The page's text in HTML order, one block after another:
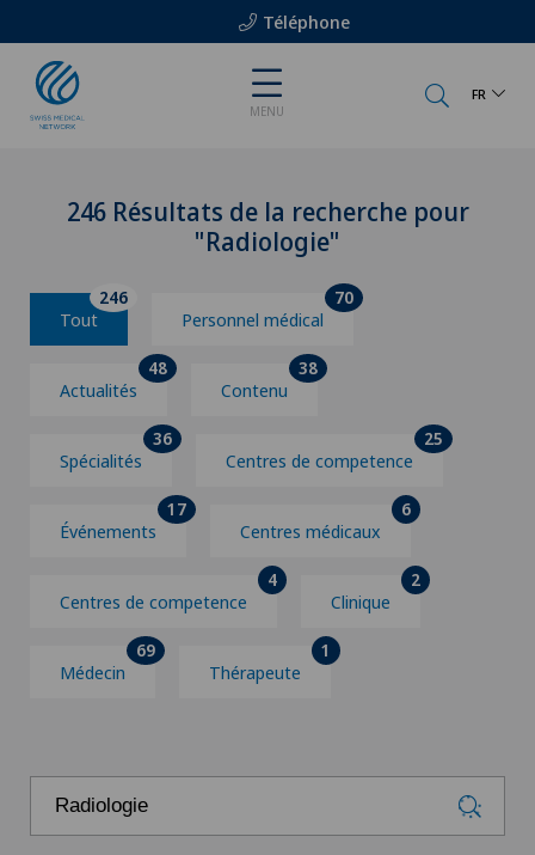
Téléphone
MENU
FR
246 Résultats de la recherche pour
"Radiologie"
Tout
246
Personnel médical
70
Actualités
48
Contenu
38
Spécialités
36
Centres de competence
25
Événements
17
Centres médicaux
6
Centres de competence
4
Clinique
2
Médecin
69
Thérapeute
1